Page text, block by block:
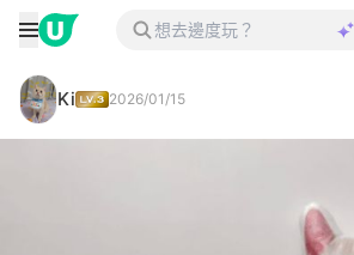
Ki 2026/01/15